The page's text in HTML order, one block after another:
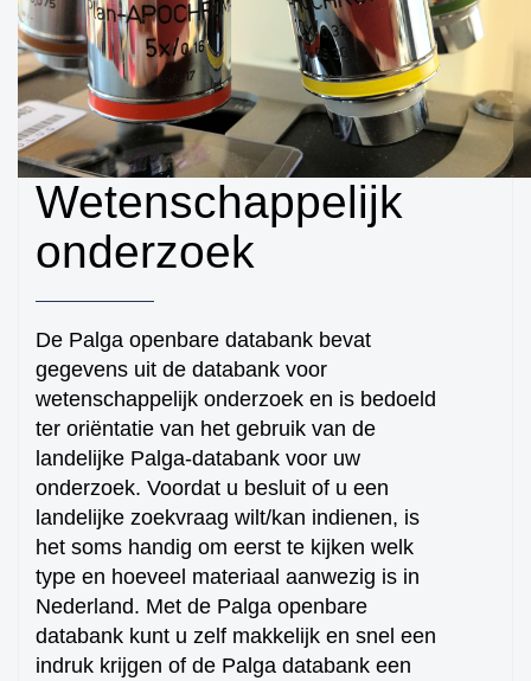
Hoe kunnen we je
helpen?
Wetenschappelijk
onderzoek
De Palga openbare databank bevat
gegevens uit de databank voor
wetenschappelijk onderzoek en is bedoeld
ter oriëntatie van het gebruik van de
landelijke Palga-databank voor uw
onderzoek. Voordat u besluit of u een
landelijke zoekvraag wilt/kan indienen, is
het soms handig om eerst te kijken welk
type en hoeveel materiaal aanwezig is in
Nederland. Met de Palga openbare
databank kunt u zelf makkelijk en snel een
indruk krijgen of de Palga databank een